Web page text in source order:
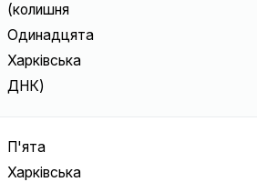
(колишня
Одинадцята
Харківська
ДНК)
П'ята
Харківська